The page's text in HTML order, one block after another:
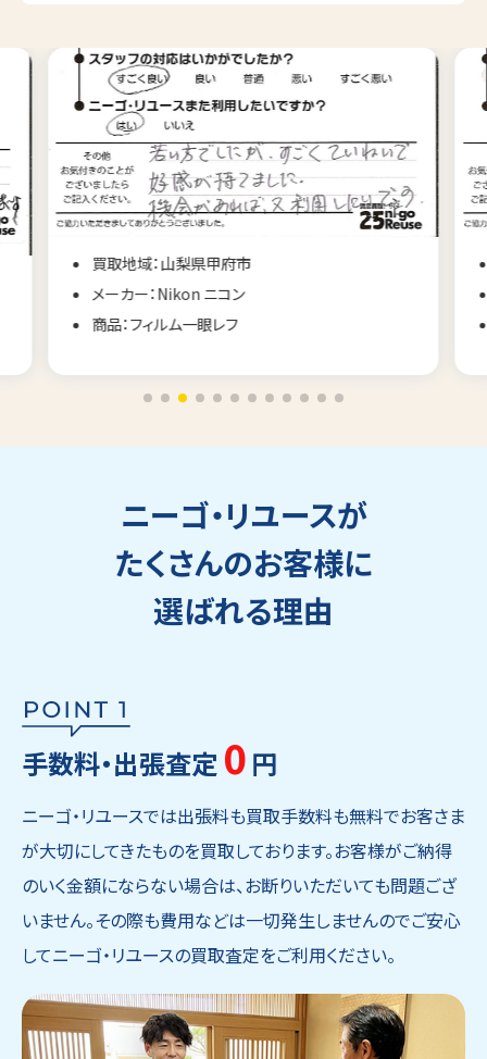
買取地域：山梨県甲府市
メーカー：Nikon ニコン
商品：フィルム一眼レフ
ニーゴ・リユースが
たくさんのお客様に
選ばれる理由
手数料・出張査定 0 円
ニーゴ・リユースでは出張料も買取手数料も無料でお客さま
が大切にしてきたものを買取しております。お客様がご納得
のいく金額にならない場合は、お断りいただいても問題ござ
いません。その際も費用などは一切発生しませんのでご安心
してニーゴ・リユースの買取査定をご利用ください。